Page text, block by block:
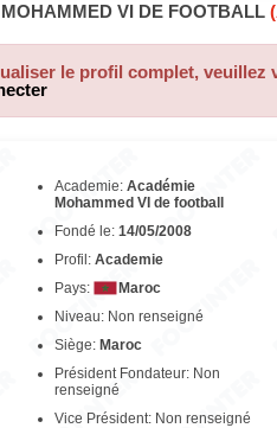
VI DE FOOTBALL
le profil complet, veuillez
Academie: Académie
Mohammed VI de football
Fondé le: 14/05/2008
Profil: Academie
Pays:
Maroc
Niveau: Non renseigné
Siège: Maroc
Président Fondateur: Non
renseigné
Vice Président: Non renseigné